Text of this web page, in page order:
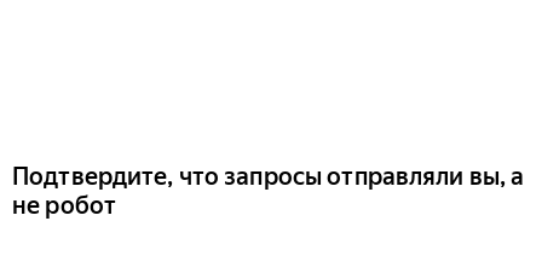
Подтвердите, что запросы отправляли вы, а
не робот